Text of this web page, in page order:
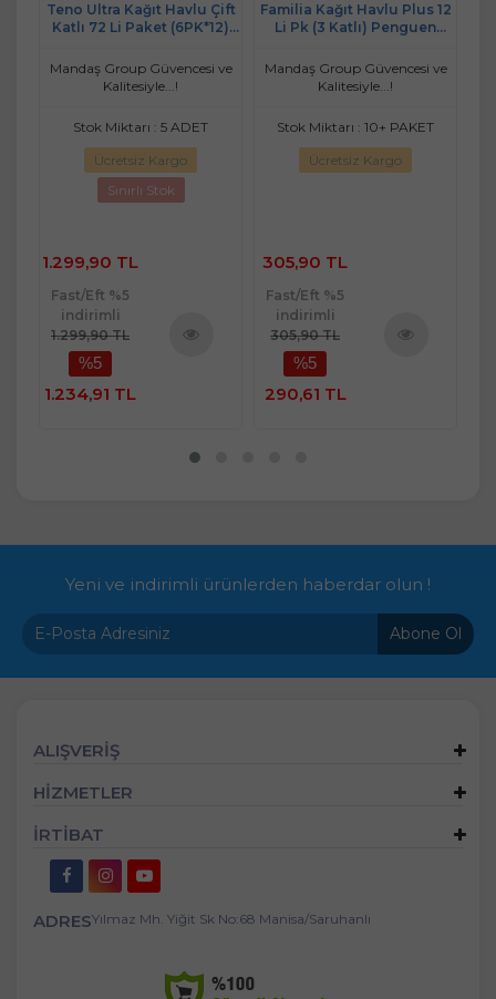
Teno Ultra Kağıt Havlu Çift
Katlı 72 Li Paket (6PK*12)
Mandaş Group Güvencesi ve
Kalitesiyle...!
Stok Miktarı : 5 ADET
Ücretsiz Kargo
Sınırlı Stok
1.299,90 TL
Fast/Eft %5
indirimli
1.299,90 TL
%5
1.234,91 TL
Familia Kağıt Havlu Plus 12
Li Pk (3 Katlı) Penguen
Mandaş Group Güvencesi ve
Kalitesiyle...!
Stok Miktarı : 10+ PAKET
Ücretsiz Kargo
305,90 TL
Fast/Eft %5
indirimli
305,90 TL
%5
290,61 TL
Yeni ve indirimli ürünlerden haberdar olun !
Abone Ol
ALIŞVERİŞ
HİZMETLER
İRTİBAT
ADRESYılmaz Mh. Yiğit Sk No:68 Manisa/Saruhanlı